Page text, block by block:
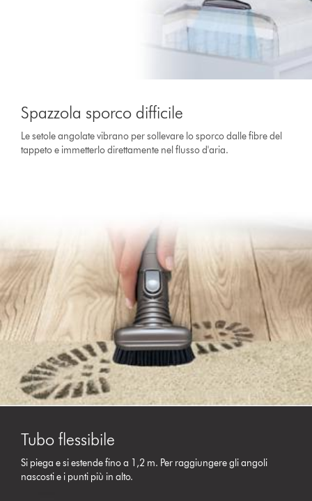
Spazzola sporco difficile
Le setole angolate vibrano per sollevare lo sporco dalle fibre del
tappeto e immetterlo direttamente nel flusso d'aria.
Tubo flessibile
Si piega e si estende fino a 1,2 m. Per raggiungere gli angoli
nascosti e i punti più in alto.